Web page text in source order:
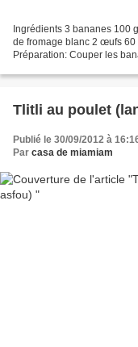
Ingrédients 3 bananes 100
de fromage blanc 2 œufs 60
Préparation: Couper les
Tlitli au poulet
Publié le 30/09/2012 à
Par casa de miamiam